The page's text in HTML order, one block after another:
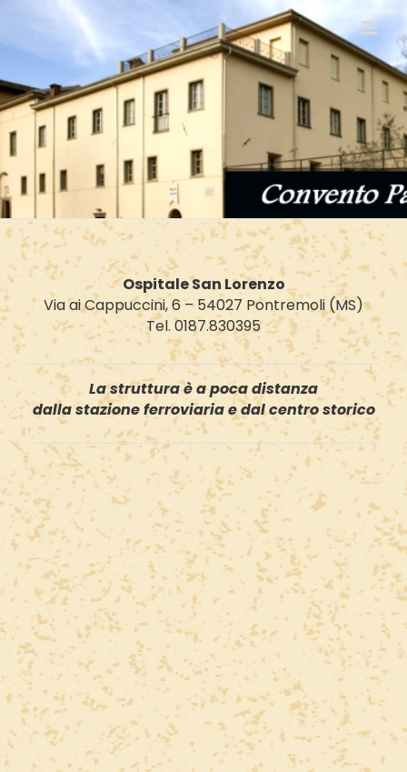
Ospitale San Lorenzo
Via ai Cappuccini, 6 – 54027 Pontremoli (MS)
Tel. 0187.830395
La struttura è a poca distanza
dalla stazione ferroviaria e dal centro storico